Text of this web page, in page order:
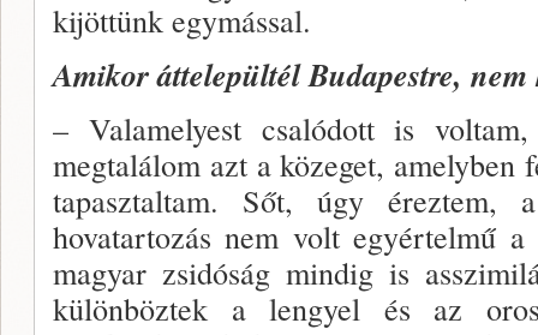
kijöttünk egymással.
Amikor áttelepültél Budapestre, nem
– Valamelyest csalódott is
megtalálom azt a közeget, amelyben
tapasztaltam. Sőt, úgy érez­tem,
hovatarto­zás nem volt egyértelmű
magyar zsidóság mindig is
különböztek a lengyel és az